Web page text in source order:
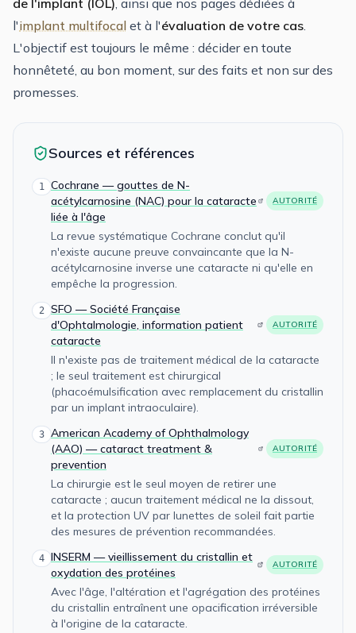
l'implant multifocal et à l'évaluation de votre cas
L'objectif est toujours le même : décider en toute
honnêteté, au bon moment, sur des faits et non sur des
promesses.
Sources et références
1
Cochrane — gouttes de N-
acétylcarnosine (NAC) pour la cataracte
liée à l'âge
AUTORITÉ
La revue systématique Cochrane conclut qu'il
n'existe aucune preuve convaincante que la N-
acétylcarnosine inverse une cataracte ni qu'elle en
empêche la progression.
2
SFO — Société Française
d'Ophtalmologie, information patient
cataracte
AUTORITÉ
Il n'existe pas de traitement médical de la cataracte
; le seul traitement est chirurgical
(phacoémulsification avec remplacement du cristallin
par un implant intraoculaire).
3 American Academy of Ophthalmology
(AAO) — cataract treatment &
prevention
AUTORITÉ
La chirurgie est le seul moyen de retirer une
cataracte ; aucun traitement médical ne la dissout,
et la protection UV par lunettes de soleil fait partie
des mesures de prévention recommandées.
4 INSERM — vieillissement du cristallin et
oxydation des protéines
AUTORITÉ
Avec l'âge, l'altération et l'agrégation des protéines
du cristallin entraînent une opacification irréversible
à l'origine de la cataracte.